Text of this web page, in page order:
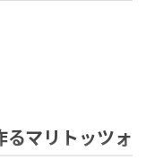
マリトッツォ